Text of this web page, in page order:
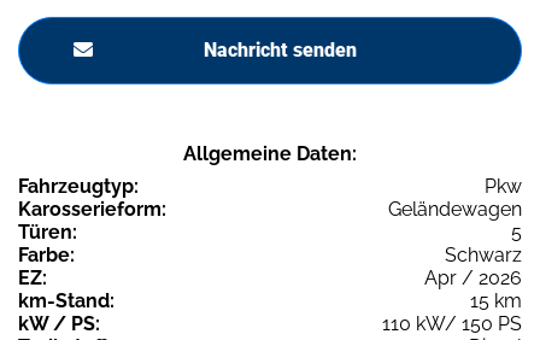
Nachricht senden
Allgemeine Daten:
Fahrzeugtyp:
Pkw
Karosserieform:
Geländewagen
Türen:
5
Farbe:
Schwarz
EZ:
Apr / 2026
km-Stand:
15 km
kW / PS:
110 kW/ 150 PS